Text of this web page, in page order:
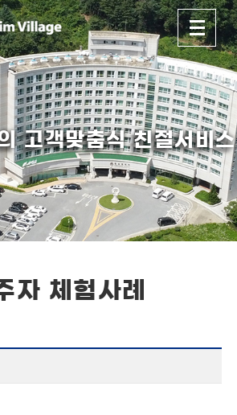
고객맞춤식 친절서비스
자 체험사례